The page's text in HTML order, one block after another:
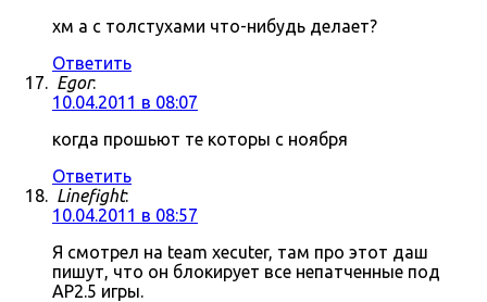
хм а с толстухами что-нибудь делает?
Ответить
Egor:
10.04.2011 в 08:07
когда прошьют те которы с ноября
Ответить
Linefight:
10.04.2011 в 08:57
Я смотрел на team xecuter, там про этот даш
пишут, что он блокирует все непатченные под
AP2.5 игры.